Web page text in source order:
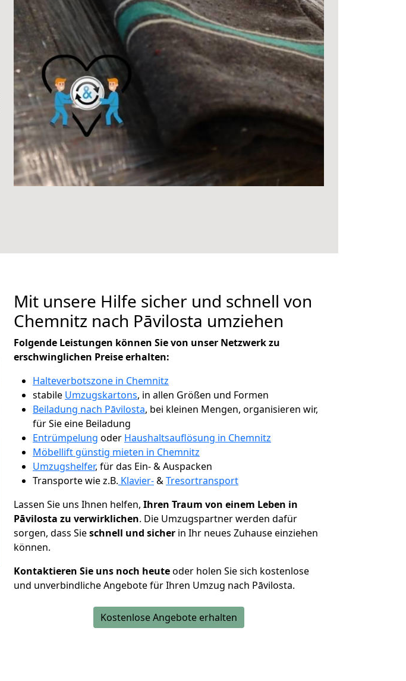
Mit unsere Hilfe sicher und schnell von
Chemnitz nach Pāvilosta umziehen
Folgende Leistungen können Sie von unser Netzwerk zu
erschwinglichen Preise erhalten:
Halteverbotszone in Chemnitz
stabile Umzugskartons, in allen Größen und Formen
Beiladung nach Pāvilosta, bei kleinen Mengen, organisieren wir,
für Sie eine Beiladung
Entrümpelung oder Haushaltsauflösung in Chemnitz
Möbellift günstig mieten in Chemnitz
Umzugshelfer, für das Ein- & Auspacken
Transporte wie z.B. Klavier-&Tresortransport
Lassen Sie uns Ihnen helfen, Ihren Traum von einem Leben in
Pāvilosta zu verwirklichen. Die Umzugspartner werden dafür
sorgen, dass Sieschnell und sicher in Ihr neues Zuhause einziehen
können.
Kontaktieren Sie uns noch heuteoder holen Sie sich kostenlose
und unverbindliche Angebote für Ihren Umzug nach Pāvilosta.
Kostenlose Angebote erhalten